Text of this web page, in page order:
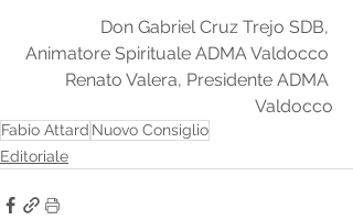
Don Gabriel Cruz Trejo SDB,
Animatore Spirituale ADMA Valdocco
Renato Valera, Presidente ADMA
Valdocco
Fabio Attard Nuovo Consiglio
Editoriale